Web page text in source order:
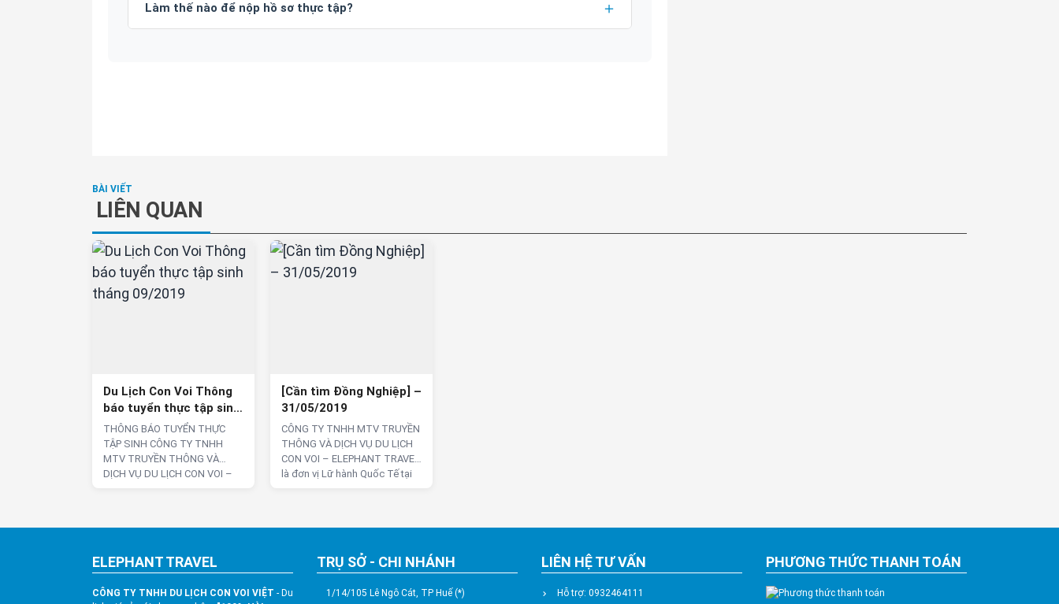
Làm thế nào để nộp hồ sơ thực tập?
LIÊN QUAN
Du Lịch Con Voi Thông
báo tuyển thực tập sinh
tháng 09/2019
THÔNG BÁO TUYỂN THỰC
TẬP SINH CÔNG TY TNHH
MTV TRUYỀN THÔNG VÀ
DỊCH VỤ DU LỊCH CON VOI –
xe, kinh doanh khách sạn. Là
[Cần tìm Đồng Nghiệp] –
31/05/2019
CÔNG TY TNHH MTV TRUYỀN
THÔNG VÀ DỊCH VỤ DU LỊCH
CON VOI – ELEPHANT TRAVEL
là đơn vị Lữ hành Quốc Tế tại
Continue reading[Cần tìm Đồng Nghiệp] – 31/05/2019
→
ELEPHANT TRAVEL
CÔNG TY TNHH DU LỊCH CON VOI VIỆT - Du
TRỤ SỞ - CHI NHÁNH
1/14/105 Lê Ngô Cát, TP Huế (*)
LIÊN HỆ TƯ VẤN
Hỗ trợ: 0932464111
PHƯƠNG THỨC THANH TOÁN